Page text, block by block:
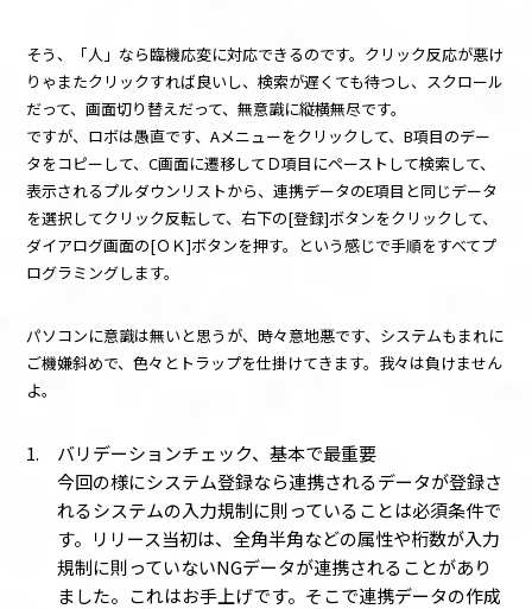
そう、「人」なら臨機応変に対応できるのです。クリック反応が悪け
りゃまたクリックすれば良いし、検索が遅くても待つし、スクロール
だって、画面切り替えだって、無意識に縦横無尽です。
ですが、ロボは愚直です、Aメニューをクリックして、B項目のデー
タをコピーして、C画面に遷移してＤ項目にペーストして検索して、
表示されるプルダウンリストから、連携データのE項目と同じデータ
を選択してクリック反転して、右下の[登録]ボタンをクリックして、
ダイアログ画面の[ＯＫ]ボタンを押す。という感じで手順をすべてプ
ログラミングします。
パソコンに意識は無いと思うが、時々意地悪です、システムもまれに
ご機嫌斜めで、色々とトラップを仕掛けてきます。我々は負けません
よ。
バリデーションチェック、基本で最重要
今回の様にシステム登録なら連携されるデータが登録さ
れるシステムの入力規制に則っていることは必須条件で
す。リリース当初は、全角半角などの属性や桁数が入力
規制に則っていないNGデータが連携されることがあり
ました。これはお手上げです。そこで連携データの作成